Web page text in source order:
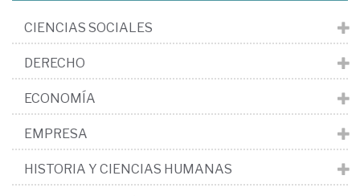
CIENCIAS SOCIALES
DERECHO
ECONOMÍA
EMPRESA
HISTORIA Y CIENCIAS HUMANAS